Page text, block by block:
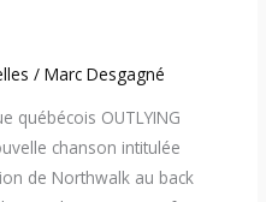
/Marc Desgagné
québécois OUTLYING
chanson intitulée
de Northwalk au back